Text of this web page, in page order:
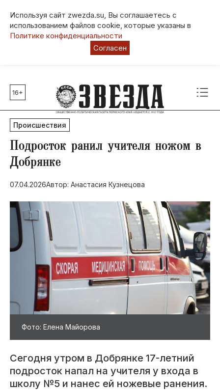
Используя сайт zwezda.su, Вы соглашаетесь с
использованием файлов cookie, которые указаны в
Политике конфиденциальности
Согласен
Главные темы
80 лет Победы
Молодежная столица РФ
СВО
Выборы в Пермском крае
Социальная поддержка
Инфраструктура
Благоустройство
16+
Происшествия
​Подросток ранил учителя ножом в
Добрянке
07.04.2026Автор: Анастасия Кузнецова
Фото: Елена Майорова
Сегодня утром в Добрянке 17-летний
подросток напал на учителя у входа в
школу №5 и нанес ей ножевые ранения.